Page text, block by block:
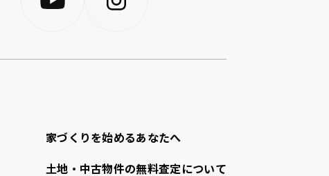
家づくりを始めるあなたへ
⼟地・中古物件の無料査定について